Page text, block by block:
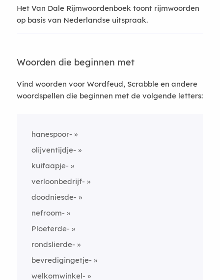
Het Van Dale Rijmwoordenboek toont rijmwoorden
op basis van Nederlandse uitspraak.
Woorden die beginnen met
Vind woorden voor Wordfeud, Scrabble en andere
woordspellen die beginnen met de volgende letters:
hanespoor-
olijventijdje-
kuifaapje-
verloonbedrijf-
doodniesde-
nefroom-
Ploeterde-
rondslierde-
bevredigingetje-
welkomwinkel-